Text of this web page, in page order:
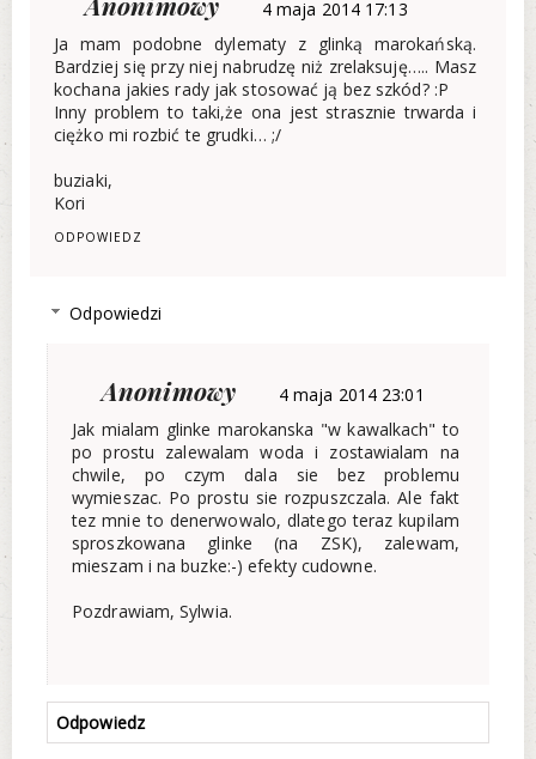
4 maja 2014 17:13
Ja mam podobne dylematy z glinką marokańską.
Bardziej się przy niej nabrudzę niż zrelaksuję….. Masz
kochana jakies rady jak stosować ją bez szkód? :P
Inny problem to taki,że ona jest strasznie trwarda i
ciężko mi rozbić te grudki… ;/
buziaki,
Kori
ODPOWIEDZ
Odpowiedzi
Anonimowy
4 maja 2014 23:01
Jak mialam glinke marokanska "w kawalkach" to
po prostu zalewalam woda i zostawialam na
chwile, po czym dala sie bez problemu
wymieszac. Po prostu sie rozpuszczala. Ale fakt
tez mnie to denerwowalo, dlatego teraz kupilam
sproszkowana glinke (na ZSK), zalewam,
mieszam i na buzke:-) efekty cudowne.
Pozdrawiam, Sylwia.
Odpowiedz